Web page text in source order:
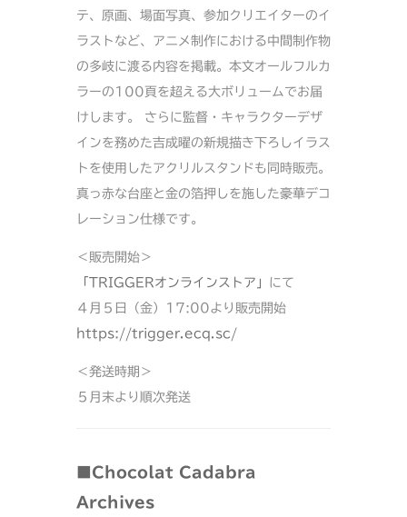
テ、原画、場面写真、参加クリエイターのイ
ラストなど、アニメ制作における中間制作物
の多岐に渡る内容を掲載。本文オールフルカ
ラーの100頁を超える大ボリュームでお届
けします。 さらに監督・キャラクターデザ
インを務めた吉成曜の新規描き下ろしイラス
トを使用したアクリルスタンドも同時販売。
真っ赤な台座と金の箔押しを施した豪華デコ
レーション仕様です。
＜販売開始＞
「TRIGGERオンラインストア」 にて
４月５日（金）17:00より販売開始
https://trigger.ecq.sc/
＜発送時期＞
５月末より順次発送
■Chocolat Cadabra
Archives